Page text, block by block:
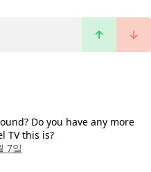
Do you have any more
TV this is?
7일